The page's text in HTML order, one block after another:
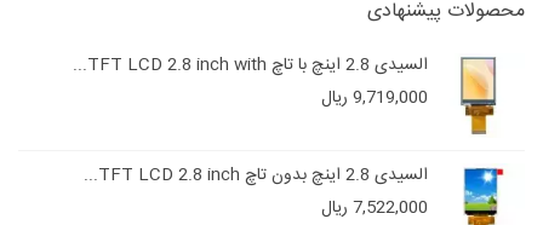
محصولات پیشنهادی
السیدی 2.8 اینچ با تاچ TFT LCD 2.8 inch with...
9,719,000 ریال
السیدی 2.8 اینچ بدون تاچ TFT LCD 2.8 inch...
7,522,000 ریال